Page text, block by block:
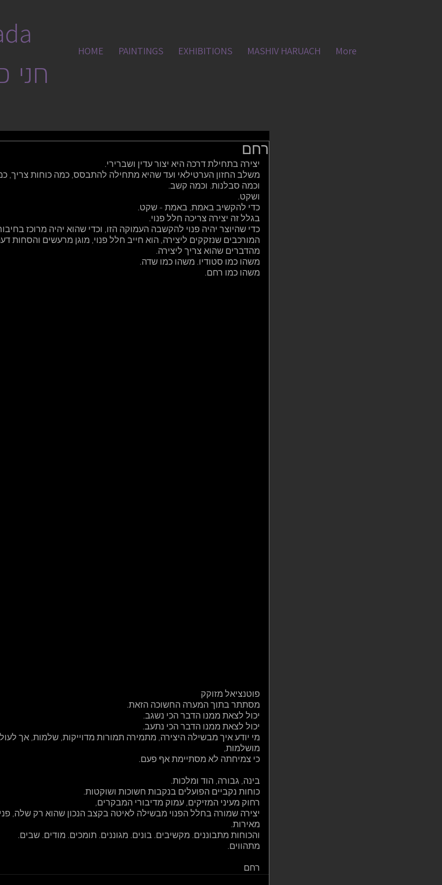
HOME PAINTINGS EXHIBITIONS MASHIV HARUACH More
חני
רחם
יצירה בתחילת דרכה היא יצור עדין ושברירי.
משלב החזון הערטילאי ועד שהיא מתחילה להתבסס, כמה כוחות צריך,
וכמה סבלנות. וכמה קשב.
ושקט.
כדי להקשיב באמת, באמת - שקט.
בגלל זה יצירה צריכה חלל פנוי.
כדי שהיוצר יהיה פנוי להקשבה העמוקה הזו, וכדי שהוא יהיה מרוכז
המורכבים שנזקקים ליצירה, הוא חייב חלל פנוי, מוגן מרעשים והסחות
מהדברים שהוא צריך ליצירה.
משהו כמו סטודיו. משהו כמו שדה.
משהו כמו רחם.
פוטנציאל מזוקק
מסתתר בתוך המערה החשוכה הזאת.
יכול לצאת ממנו הדבר הכי נשגב.
יכול לצאת ממנו הדבר הכי נתעב.
מי יודע איך מבשילה היצירה, מתמירה תמורות מדוייקות, שלמות, אך
מושלמות,
כי צמיחתה לא מסתיימת אף פעם.
בינה, גבורה, הוד ומלכות.
כוחות נקביים הפועלים בנקבות חשוכות ושוקטות.
רחוק מעיני המזיקים, עמוק מדיבורי המבקרים,
יצירה שמורה בחלל הפנוי מבשילה לאיטה בקצב הנכון שהוא רק שלה,
מאירות.
והכוחות מתבוננים. מקשיבים. בונים. מגוננים. תומכים. מודים. שבים.
מתהווים.
רחם